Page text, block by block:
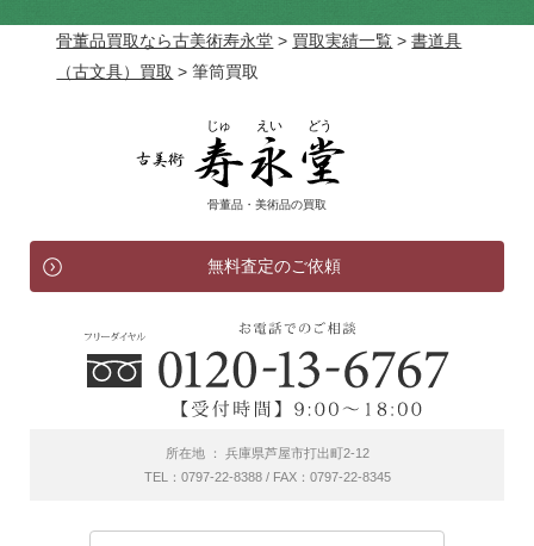
骨董品買取なら古美術寿永堂 > 買取実績一覧 >書道具
（古文具）買取 >筆筒買取
骨董品・美術品の買取
無料査定のご依頼
所在地 ： 兵庫県芦屋市打出町2-12
TEL：0797-22-8388 / FAX：0797-22-8345